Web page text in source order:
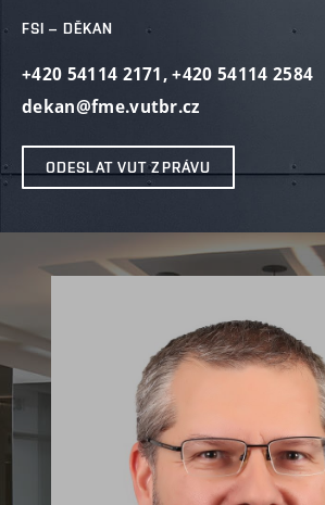
FSI – DĚKAN
+420 54114 2171,+420 54114 2584
dekan@fme.vutbr.cz
ODESLAT VUT ZPRÁVU